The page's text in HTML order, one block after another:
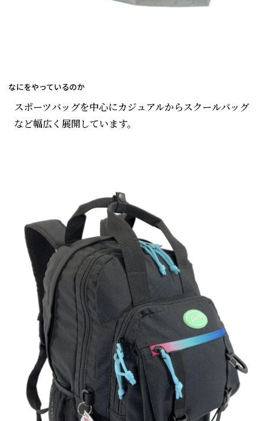
なにをやっているのか
スポーツバッグを中心にカジュアルからスクールバッグ
など幅広く展開しています。